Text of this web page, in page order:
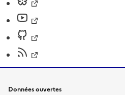
Données ouvertes